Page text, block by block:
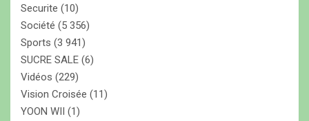
Securite (10)
Société (5 356)
Sports (3 941)
SUCRE SALE (6)
Vidéos (229)
Vision Croisée (11)
YOON WII (1)